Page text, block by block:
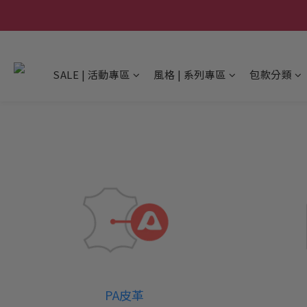
SALE | 活動專區 風格 | 系列專區 包款分類
PA皮革